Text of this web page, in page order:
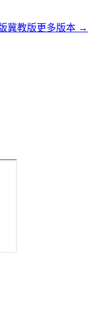
冀教版更多版本 →